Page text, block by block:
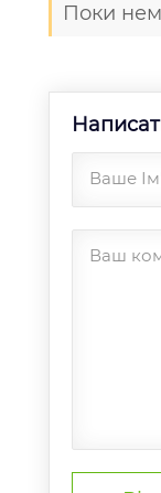
Поки
Ваше
Ваш